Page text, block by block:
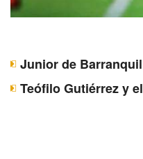
Junior de
Teófilo Gutiérrez y